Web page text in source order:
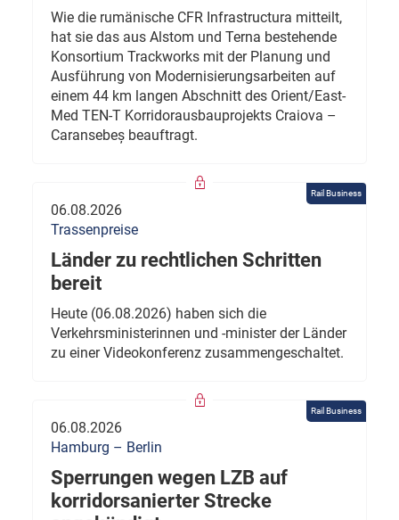
Wie die rumänische CFR Infrastructura mitteilt,
hat sie das aus Alstom und Terna bestehende
Konsortium Trackworks mit der Planung und
Ausführung von Modernisierungsarbeiten auf
einem 44 km langen Abschnitt des Orient/East-
Med TEN-T Korridorausbauprojekts Craiova –
Caransebeș beauftragt.
Rail Business
06.08.2026
Trassenpreise
Länder zu rechtlichen Schritten
bereit
Heute (06.08.2026) haben sich die
Verkehrsministerinnen und -minister der Länder
zu einer Videokonferenz zusammengeschaltet.
Rail Business
06.08.2026
Hamburg – Berlin
Sperrungen wegen LZB auf
korridorsanierter Strecke